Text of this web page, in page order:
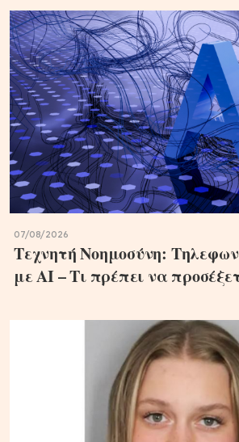
07/08/2026
Τεχνητή Νοημοσύνη:
με ΑΙ – Τι πρέπει να